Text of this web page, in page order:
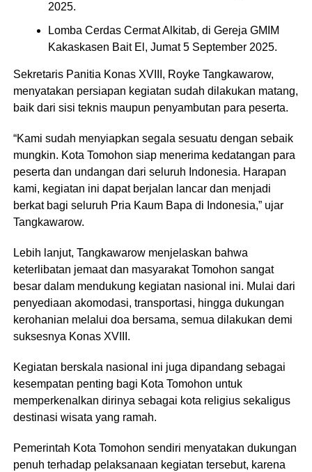
2025.
Lomba Cerdas Cermat Alkitab, di Gereja GMIM
Kakaskasen Bait El, Jumat 5 September 2025.
Sekretaris Panitia Konas XVIII, Royke Tangkawarow,
menyatakan persiapan kegiatan sudah dilakukan matang,
baik dari sisi teknis maupun penyambutan para peserta.
“Kami sudah menyiapkan segala sesuatu dengan sebaik
mungkin. Kota Tomohon siap menerima kedatangan para
peserta dan undangan dari seluruh Indonesia. Harapan
kami, kegiatan ini dapat berjalan lancar dan menjadi
berkat bagi seluruh Pria Kaum Bapa di Indonesia,” ujar
Tangkawarow.
Lebih lanjut, Tangkawarow menjelaskan bahwa
keterlibatan jemaat dan masyarakat Tomohon sangat
besar dalam mendukung kegiatan nasional ini. Mulai dari
penyediaan akomodasi, transportasi, hingga dukungan
kerohanian melalui doa bersama, semua dilakukan demi
suksesnya Konas XVIII.
Kegiatan berskala nasional ini juga dipandang sebagai
kesempatan penting bagi Kota Tomohon untuk
memperkenalkan dirinya sebagai kota religius sekaligus
destinasi wisata yang ramah.
Pemerintah Kota Tomohon sendiri menyatakan dukungan
penuh terhadap pelaksanaan kegiatan tersebut, karena